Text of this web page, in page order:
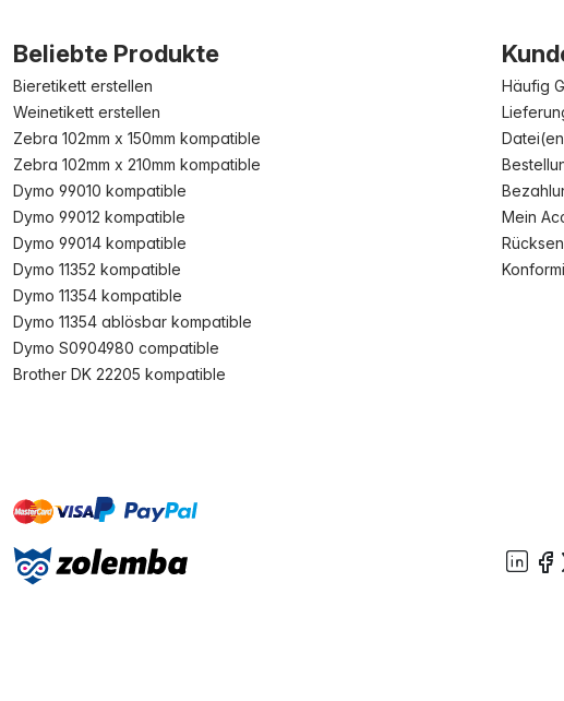
Beliebte Produkte
Bieretikett erstellen
Weinetikett erstellen
Zebra 102mm x 150mm kompatible
Zebra 102mm x 210mm kompatible
Dymo 99010 kompatible
Dymo 99012 kompatible
Dymo 99014 kompatible
Dymo 11352 kompatible
Dymo 11354 kompatible
Dymo 11354 ablösbar kompatible
Dymo S0904980 compatible
Brother DK 22205 kompatible
Häufig
Mein
mastervisa paypal